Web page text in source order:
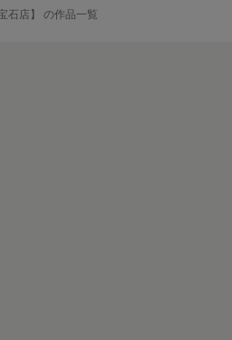
石店】 の作品一覧